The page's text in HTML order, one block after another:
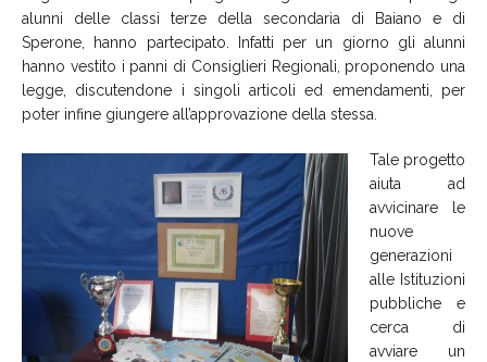
alunni delle classi terze della secondaria di Baiano e di
Sperone, hanno partecipato. Infatti per un giorno gli alunni
hanno vestito i panni di Consiglieri Regionali, proponendo una
legge, discutendone i singoli articoli ed emendamenti, per
poter infine giungere all’approvazione della stessa.
Tale progetto
aiuta ad
avvicinare le
nuove
generazioni
alle Istituzioni
pubbliche e
cerca di
avviare un